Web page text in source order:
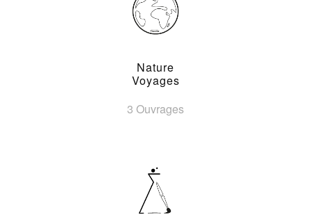
Nature
Voyages
3 Ouvrages